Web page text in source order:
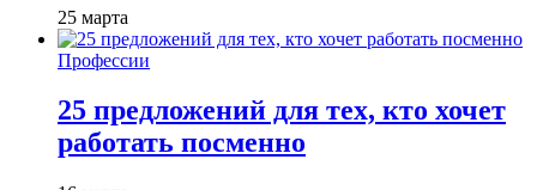
25 марта
Профессии
25 предложений для тех, кто хочет
работать посменно